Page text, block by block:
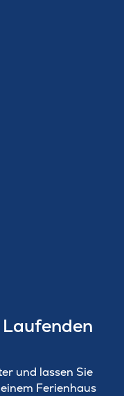
und lassen Sie
Ferienhaus